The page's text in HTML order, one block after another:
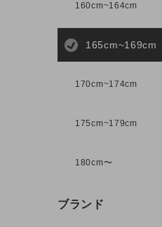
160cm~164cm
165cm~169cm
170cm~174cm
175cm~179cm
180cm〜
ブランド